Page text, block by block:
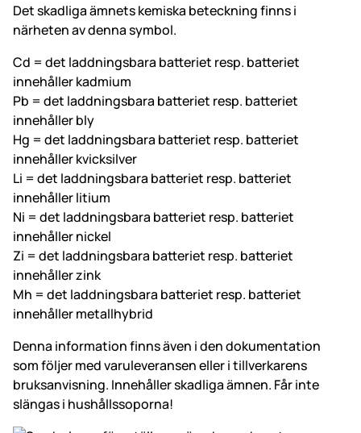
Det skadliga ämnets kemiska beteckning finns i
närheten av denna symbol.
Cd = det laddningsbara batteriet resp. batteriet
innehåller kadmium
Pb = det laddningsbara batteriet resp. batteriet
innehåller bly
Hg = det laddningsbara batteriet resp. batteriet
innehåller kvicksilver
Li = det laddningsbara batteriet resp. batteriet
innehåller litium
Ni = det laddningsbara batteriet resp. batteriet
innehåller nickel
Zi = det laddningsbara batteriet resp. batteriet
innehåller zink
Mh = det laddningsbara batteriet resp. batteriet
innehåller metallhybrid
Denna information finns även i den dokumentation
som följer med varuleveransen eller i tillverkarens
bruksanvisning. Innehåller skadliga ämnen. Får inte
slängas i hushållssoporna!